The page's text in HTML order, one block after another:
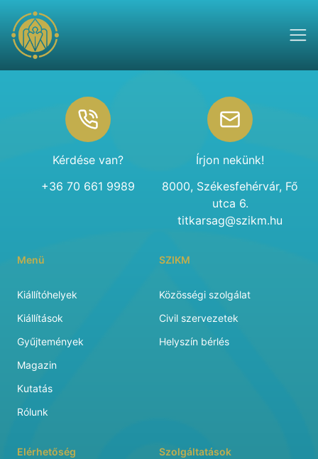
Kérdése van?
+36 70 661 9989
Írjon nekünk!
8000, Székesfehérvár, Fő
utca 6.
titkarsag@szikm.hu
Menü
Kiállítóhelyek
Kiállítások
Gyűjtemények
Magazin
Kutatás
Rólunk
SZIKM
Közösségi szolgálat
Civil szervezetek
Helyszín bérlés
Elérhetőség Szolgáltatások